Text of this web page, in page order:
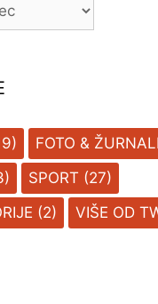
FOTO &
SPORT (27)
(2) VIŠE OD